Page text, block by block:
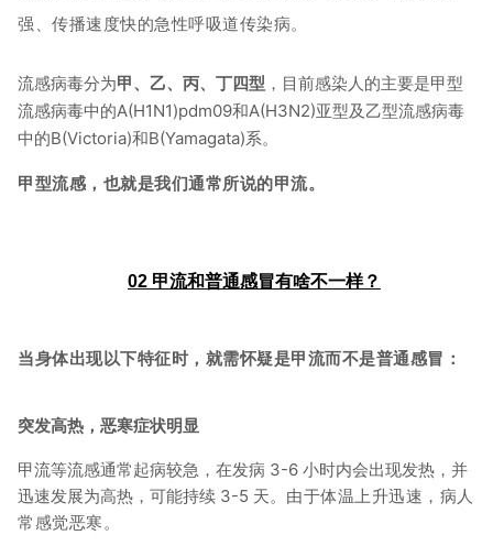
强、传播速度快的急性呼吸道传染病。
流感病毒分为甲、乙、丙、丁四型 ，目前感染人的主要是甲型
流感病毒中的A(H1N1)pdm09和A(H3N2)亚型及乙型流感病毒
中的B(Victoria)和B(Yamagata)系。
甲型流感，也就是我们通常所说的甲流。
02 甲流和普通感冒有啥不一样？
当身体出现以下特征时，就需怀疑是甲流而不是普通感冒：
突发高热，恶寒症状明显
甲流等流感通常起病较急，在发病 3-6 小时内会出现发热，并
迅速发展为高热，可能持续 3-5 天。 由于体温上升迅速，病人
常感觉恶寒。